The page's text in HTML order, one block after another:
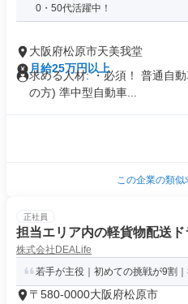
0・50代活躍中！
大阪府松原市天美我堂
月給25万円以上
求める人材: ・必須！ 普通自
の方) 準中型自動車...
この企業の類似
正社員
担当エリア内の軽貨物配送
株式会社DEALife
若手が主役｜初めての挑戦が9割
〒580-0000大阪府松原市